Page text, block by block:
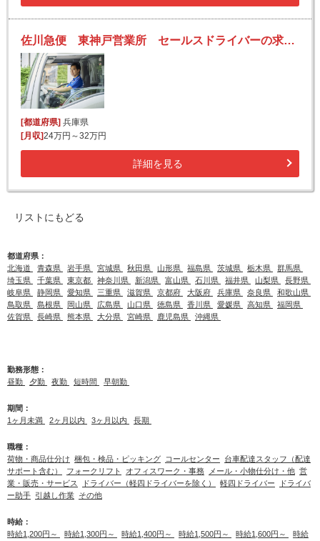
佐川急便 東神戸営業所 セールスドライバーの求人！安定収入と働きがい！大手の佐川急便で長期的に活躍できるチャンス♪
[都道府県] 兵庫県
[月収]24万円～32万円
詳細を見る
リストにもどる
都道府県：
北海道
青森県 岩手県 宮城県 秋田県 山形県 福島県 茨城県 栃木県
群馬県
埼玉県
千葉県 東京都 神奈川県 新潟県 富山県 石川県 福井県 山梨県
長野県
岐阜県
静岡県 愛知県 三重県 滋賀県 京都府 大阪府 兵庫県 奈良県
和歌山県
鳥取県
島根県 岡山県 広島県 山口県 徳島県 香川県 愛媛県 高知県
福岡県
佐賀県
長崎県 熊本県 大分県 宮崎県 鹿児島県 沖縄県
勤務形態：
昼勤
夕勤 夜勤 短時間 早朝勤
期間：
1ヶ月未満
2ヶ月以内 3ヶ月以内 長期
職種：
荷物・商品仕分け 梱包・検品・ピッキング コールセンター
台車配達スタッフ（配達
サポート含む）
フォークリフト オフィスワーク・事務 メール・小物仕分け・他 営
業・販売・サービス
ドライバー（軽四ドライバーを除く） 軽四ドライバー
ドライバ
ー助手 引越し作業 その他
時給：
時給1,200円～
時給1,300円～ 時給1,400円～ 時給1,500円～ 時給1,600円～ 時給